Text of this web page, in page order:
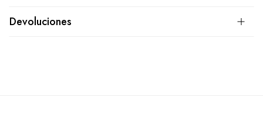
Devoluciones